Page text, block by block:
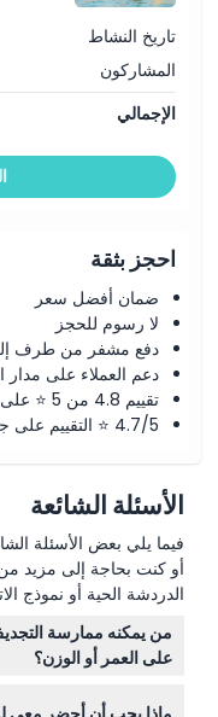
تاريخ النشاط
المشاركون
الإجمالي
احجز بثقة
ضمان أفضل سعر
لا رسوم للحجز
دفع مشفر من طرف
دعم العملاء على مدار
تقييم 4.8 من 5 ⭐ على ترستبايلوت
4.7/5 ⭐ التقييم على جوجل
الأسئلة الشائعة
فيما يلي بعض الأسئلة
أو كنت بحاجة إلى مزيد
الدردشة الحية أو نموذج
من يمكنه ممارسة
على العمر أو الوزن؟